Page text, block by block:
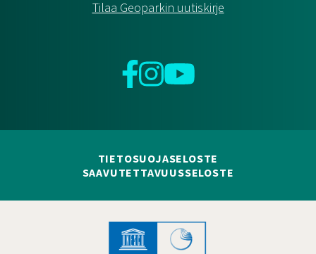
Tilaa Geoparkin uutiskirje
Facebook
InstagramYouTube
TIETOSUOJASELOSTE
SAAVUTETTAVUUSSELOSTE